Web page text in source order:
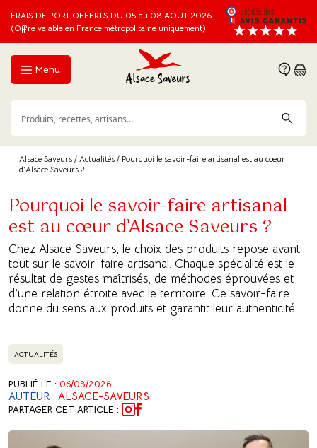
FRAIS DE PORT OFFERTS DU 05 au 08 AOUT 2026
(Offre valable en France métropolitaine uniquement)
Menu
Alsace Saveurs / Actualités / Pourquoi le savoir-faire artisanal est au cœur
d’Alsace Saveurs ?
Pourquoi le savoir-faire artisanal
est au cœur d’Alsace Saveurs ?
Chez Alsace Saveurs, le choix des produits repose avant
tout sur le savoir-faire artisanal. Chaque spécialité est le
résultat de gestes maîtrisés, de méthodes éprouvées et
d’une relation étroite avec le territoire. Ce savoir-faire
donne du sens aux produits et garantit leur authenticité.
ACTUALITÉS
PUBLIÉ LE : 06/08/2026
AUTEUR : ALSACE-SAVEURS
PARTAGER CET ARTICLE :